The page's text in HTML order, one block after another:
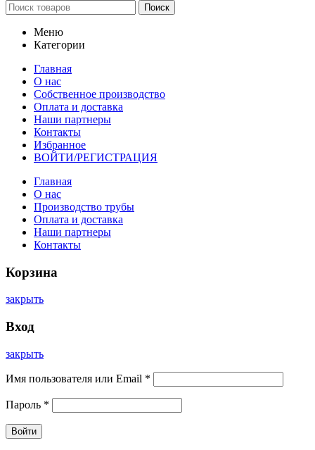
Поиск
Меню
Категории
Главная
О нас
Собственное производство
Оплата и доставка
Наши партнеры
Контакты
Избранное
ВОЙТИ/РЕГИСТРАЦИЯ
Главная
О нас
Производство трубы
Оплата и доставка
Наши партнеры
Контакты
Корзина
закрыть
Вход
закрыть
Имя пользователя или Email *
Пароль *
Войти